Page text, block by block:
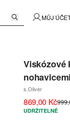
MŮJ
Viskózové
s.Oliver
869,00 Kč
UDRŽITELNÉ